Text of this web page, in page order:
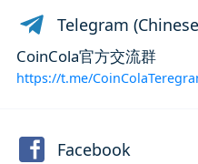
Telegram
CoinCola官方交流群
https://t.me/
Facebook